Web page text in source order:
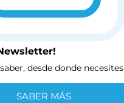
desde donde necesites
SABER MÁS